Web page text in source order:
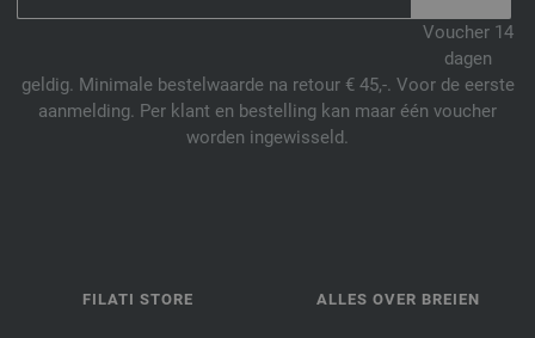
Voucher 14
dagen
geldig. Minimale bestelwaarde na retour € 45,-. Voor de eerste
aanmelding. Per klant en bestelling kan maar één voucher
worden ingewisseld.
FILATI STORE ALLES OVER BREIEN